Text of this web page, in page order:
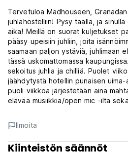
Tervetuloa Madhouseen,
juhlahostelliin! Pysy täällä, ja
aika! Meillä on suorat kuljetukset
pääsy upeisiin juhliin, joita
saamaan paljon ystäviä, juhlimaan
tässä uskomattomassa
sekoitus juhlia ja chilliä. Puolet
jäähdytystä hotellin punaisen
puoli viikkoa järjestetään aina
elävää musiikkia/open mic -ilta
viinaristeily juhlien jälkeen ja
viidakkoravea varten ennen kuin
varten.
Ilmoita
Kiinteistön säännöt